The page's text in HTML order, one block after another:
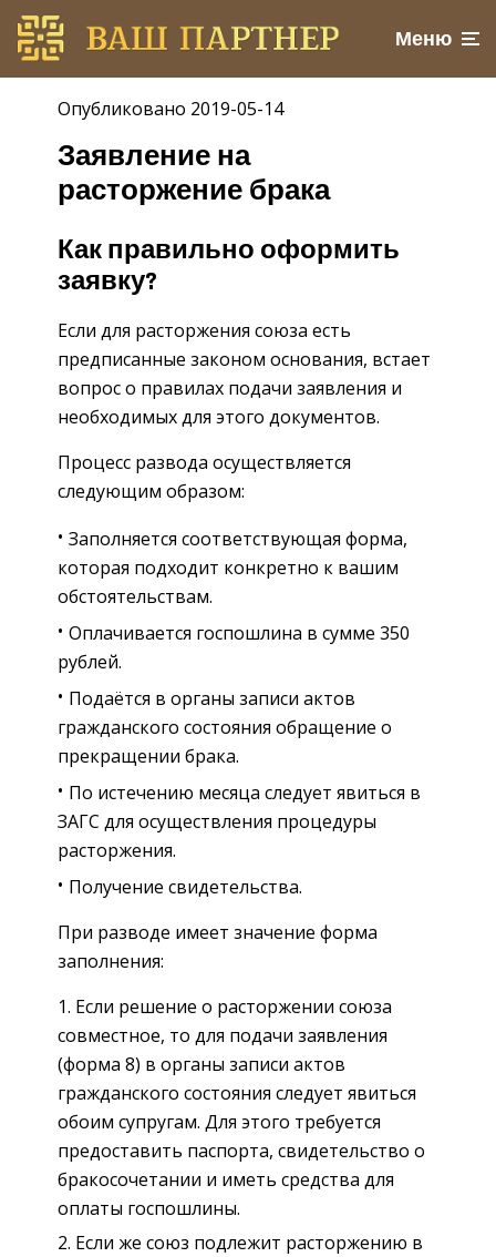
Меню
Опубликовано 2019-05-14
Заявление на
расторжение брака
Как правильно оформить
заявку?
Если для расторжения союза есть
предписанные законом основания, встает
вопрос о правилах подачи заявления и
необходимых для этого документов.
Процесс развода осуществляется
следующим образом:
Заполняется соответствующая форма,
которая подходит конкретно к вашим
обстоятельствам.
Оплачивается госпошлина в сумме 350
рублей.
Подаётся в органы записи актов
гражданского состояния обращение о
прекращении брака.
По истечению месяца следует явиться в
ЗАГС для осуществления процедуры
расторжения.
Получение свидетельства.
При разводе имеет значение форма
заполнения:
Если решение о расторжении союза
совместное, то для подачи заявления
(форма 8) в органы записи актов
гражданского состояния следует явиться
обоим супругам. Для этого требуется
предоставить паспорта, свидетельство о
бракосочетании и иметь средства для
оплаты госпошлины.
Если же союз подлежит расторжению в